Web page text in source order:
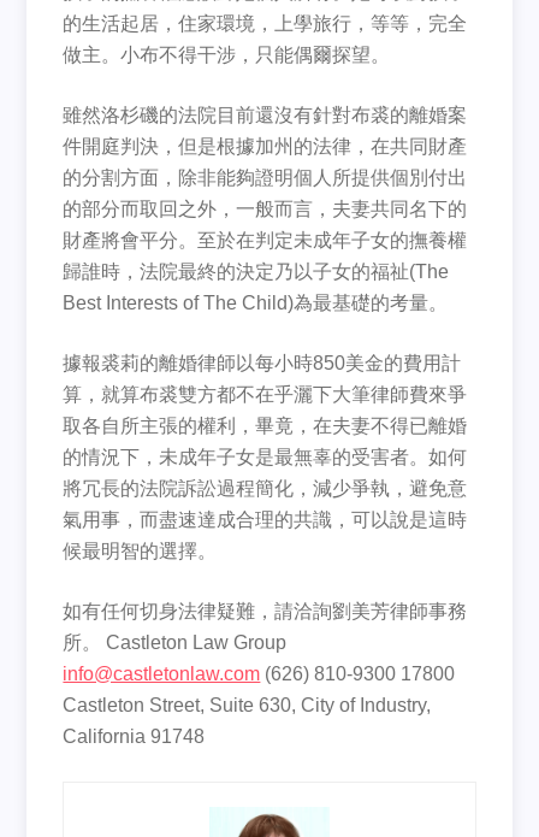
的生活起居，住家環境，上學旅行，等等，完全
做主。小布不得干涉，只能偶爾探望。
雖然洛杉磯的法院目前還沒有針對布裘的離婚案
件開庭判決，但是根據加州的法律，在共同財產
的分割方面，除非能夠證明個人所提供個別付出
的部分而取回之外，一般而言，夫妻共同名下的
財產將會平分。至於在判定未成年子女的撫養權
歸誰時，法院最終的決定乃以子女的福祉(The
Best Interests of The Child)為最基礎的考量。
據報裘莉的離婚律師以每小時850美金的費用計
算，就算布裘雙方都不在乎灑下大筆律師費來爭
取各自所主張的權利，畢竟，在夫妻不得已離婚
的情況下，未成年子女是最無辜的受害者。如何
將冗長的法院訴訟過程簡化，減少爭執，避免意
氣用事，而盡速達成合理的共識，可以說是這時
候最明智的選擇。
如有任何切身法律疑難，請洽詢劉美芳律師事務
所。 Castleton Law Group
info@castletonlaw.com (626) 810-9300 17800
Castleton Street, Suite 630, City of Industry,
California 91748